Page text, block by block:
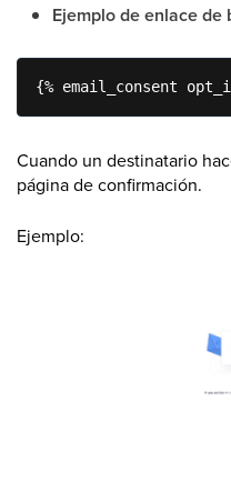
Ejemplo de enlace
{% email_consent
Cuando un destinatario
página de confirmación.
Ejemplo: